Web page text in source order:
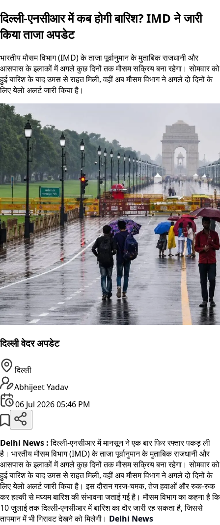
दिल्ली-एनसीआर में कब होगी बारिश? IMD ने जारी
किया ताजा अपडेट
भारतीय मौसम विभाग (IMD) के ताजा पूर्वानुमान के मुताबिक राजधानी और
आसपास के इलाकों में अगले कुछ दिनों तक मौसम सक्रिय बना रहेगा। सोमवार को
हुई बारिश के बाद उमस से राहत मिली, वहीं अब मौसम विभाग ने अगले दो दिनों के
लिए येलो अलर्ट जारी किया है।
दिल्ली वेदर अपडेट
दिल्ली
Abhijeet Yadav
06 Jul 2026 05:46 PM
Delhi News :दिल्ली-एनसीआर में मानसून ने एक बार फिर रफ्तार पकड़ ली
है। भारतीय मौसम विभाग (IMD) के ताजा पूर्वानुमान के मुताबिक राजधानी और
आसपास के इलाकों में अगले कुछ दिनों तक मौसम सक्रिय बना रहेगा। सोमवार को
हुई बारिश के बाद उमस से राहत मिली, वहीं अब मौसम विभाग ने अगले दो दिनों के
लिए येलो अलर्ट जारी किया है। इस दौरान गरज-चमक, तेज हवाओं और रुक-रुक
कर हल्की से मध्यम बारिश की संभावना जताई गई है। मौसम विभाग का कहना है कि
10 जुलाई तक दिल्ली-एनसीआर में बारिश का दौर जारी रह सकता है, जिससे
तापमान में भी गिरावट देखने को मिलेगी। Delhi News